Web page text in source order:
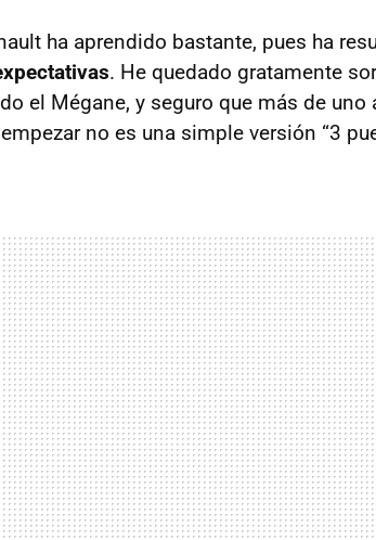
ha aprendido bastante, pues ha
. He quedado gratamente
el Mégane, y seguro que más de
no es una simple versión “3